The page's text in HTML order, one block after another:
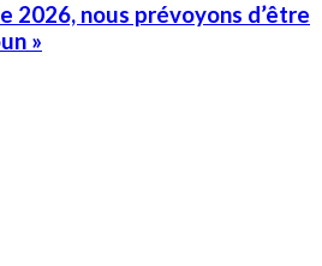
2026, nous prévoyons d’être
»